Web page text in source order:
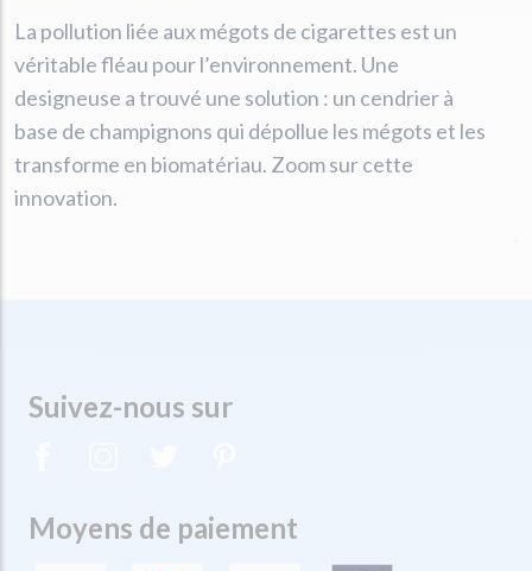
La pollution liée aux mégots de cigarettes est un
véritable fléau pour l’environnement. Une
designeuse a trouvé une solution : un cendrier à
base de champignons qui dépollue les mégots et les
transforme en biomatériau. Zoom sur cette
innovation.
Suivez-nous sur
Moyens de paiement